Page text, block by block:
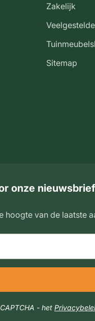
Zakelijk
Sitemap
onze nieuwsbrief
hoogte van de laatste
- het